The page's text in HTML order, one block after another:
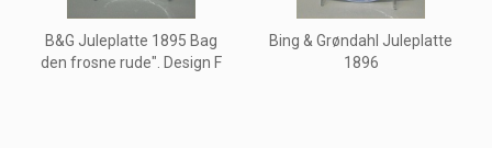
B&G Juleplatte 1895 Bag
den frosne rude". Design F
Bing & Grøndahl Juleplatte
1896